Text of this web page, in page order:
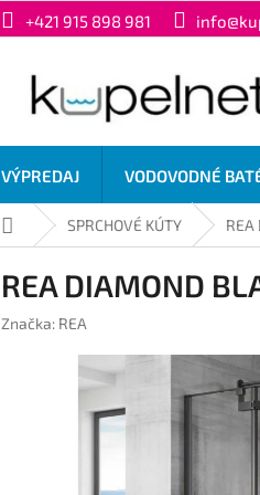
+421 915 898 981
VÝPREDAJ VODOVODNÉ
DomovSPRCHOVÉ KÚTY
REA DIAMOND
Značka: REA